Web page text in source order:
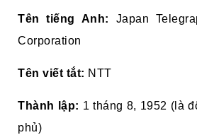
Tên tiếng Anh: Japan
Corporation
Tên viết tắt: NTT
Thành lập: 1 tháng 8, 1952 (là
phủ)